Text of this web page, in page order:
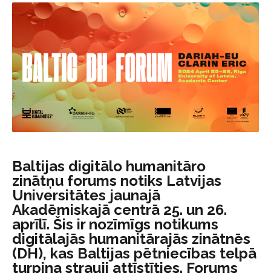
Baltijas digitālo humanitāro
zinātņu forums notiks Latvijas
Universitātes jaunajā
Akadēmiskajā centrā 25. un 26.
aprīlī. Šis ir nozīmīgs notikums
digitālajās humanitārajās zinātnēs
(DH), kas Baltijas pētniecības telpā
turpina strauji attīstīties. Forums